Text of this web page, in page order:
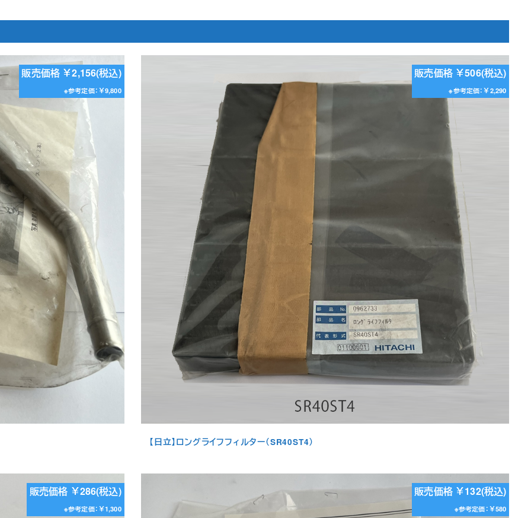
販売価格 ￥2,156(税込)
※参考定価：￥9,800
販売価格 ￥506(税込)
※参考定価：￥2,290
【日立】ロングライフフィルター（SR40ST4）
販売価格 ￥286(税込)
※参考定価：￥1,300
販売価格 ￥132(税込)
※参考定価：￥580